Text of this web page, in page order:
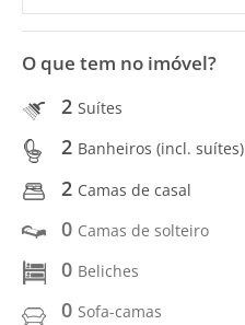
O que tem no imóvel?
2 Suítes
2 Banheiros (incl. suítes)
2 Camas de casal
0 Camas de solteiro
0 Beliches
0 Sofa-camas